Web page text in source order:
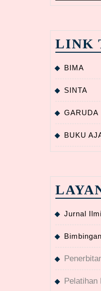
LINK
BIMA
SINTA
GARUDA
BUKU
Jurnal
Pelatihan